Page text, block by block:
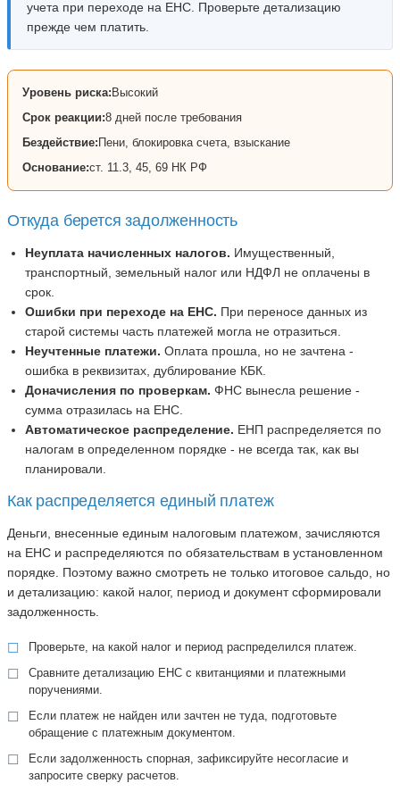
учета при переходе на ЕНС. Проверьте детализацию
прежде чем платить.
Уровень риска:Высокий
Срок реакции:8 дней после требования
Бездействие:Пени, блокировка счета, взыскание
Основание:ст. 11.3, 45, 69 НК РФ
Откуда берется задолженность
Неуплата начисленных налогов. Имущественный,
транспортный, земельный налог или НДФЛ не оплачены в
срок.
Ошибки при переходе на ЕНС. При переносе данных из
старой системы часть платежей могла не отразиться.
Неучтенные платежи. Оплата прошла, но не зачтена -
ошибка в реквизитах, дублирование КБК.
Доначисления по проверкам. ФНС вынесла решение -
сумма отразилась на ЕНС.
Автоматическое распределение. ЕНП распределяется по
налогам в определенном порядке - не всегда так, как вы
планировали.
Как распределяется единый платеж
Деньги, внесенные единым налоговым платежом, зачисляются
на ЕНС и распределяются по обязательствам в установленном
порядке. Поэтому важно смотреть не только итоговое сальдо, но
и детализацию: какой налог, период и документ сформировали
задолженность.
Проверьте, на какой налог и период распределился платеж.
Сравните детализацию ЕНС с квитанциями и платежными
поручениями.
Если платеж не найден или зачтен не туда, подготовьте
обращение с платежным документом.
Если задолженность спорная, зафиксируйте несогласие и
запросите сверку расчетов.